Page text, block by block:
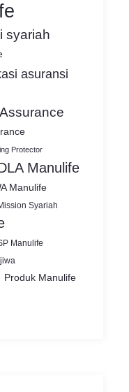
syariah
asuransi
Protector
Manulife
Manulife
Syariah
Manulife
Produk Manulife